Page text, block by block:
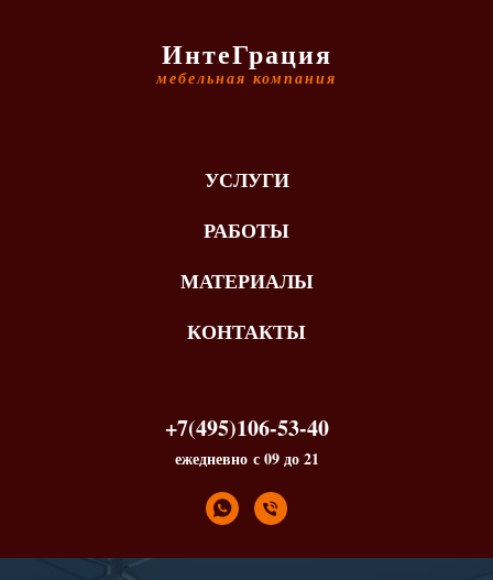
ИнтеГрация
мебельная компания
УСЛУГИ
РАБОТЫ
МАТЕРИАЛЫ
КОНТАКТЫ
+7(495)106-53-40
ежедневно с 09 до 21